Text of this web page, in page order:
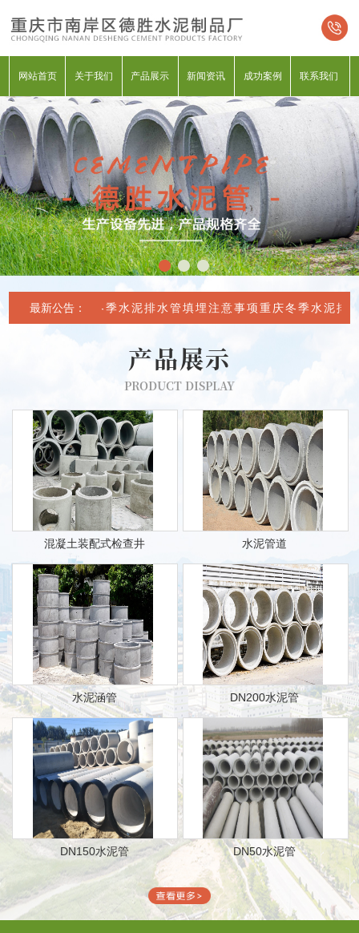
网站首页 关于我们 产品展示 新闻资讯 成功案例 联系我们
最新公告：重庆冬季水泥排水管填埋注意事项重庆冬季水泥排水
产品展示
PRODUCT DISPLAY
混凝土装配式检查井 水泥管道
水泥涵管 DN200水泥管
DN150水泥管 DN50水泥管